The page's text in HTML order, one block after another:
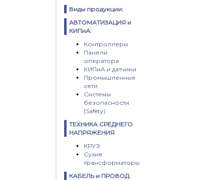
Виды продукции:
АВТОМАТИЗАЦИЯ и
КИПиА:
Контроллеры
Панели
оператора
КИПиА и датчики
Промышленные
сети
Системы
безопасности
(Safety)
ТЕХНИКА СРЕДНЕГО
НАПРЯЖЕНИЯ
КРУЭ
Сухие
трансформаторы
КАБЕЛЬ и ПРОВОД